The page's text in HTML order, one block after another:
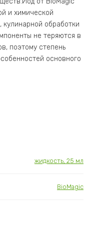
и химической
кулинарной обработки
не теряются в
поэтому степень
основного
жидкость, 25 мл
BioMagic